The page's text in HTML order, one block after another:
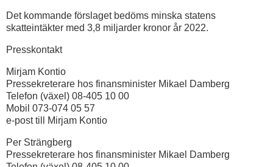
Det kommande förslaget bedöms minska statens
skatteintäkter med 3,8 miljarder kronor år 2022.
Presskontakt
Mirjam Kontio
Pressekreterare hos finansminister Mikael Damberg
Telefon (växel) 08-405 10 00
Mobil 073-074 05 57
e-post till Mirjam Kontio
Per Strängberg
Pressekreterare hos finansminister Mikael Damberg